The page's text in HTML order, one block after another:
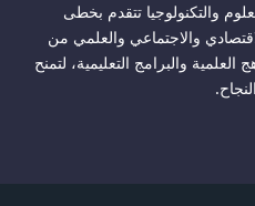
والتكنولوجيا تتقدم بخطى
والاجتماعي والعلمي من
والبرامج التعليمية، لتمنح